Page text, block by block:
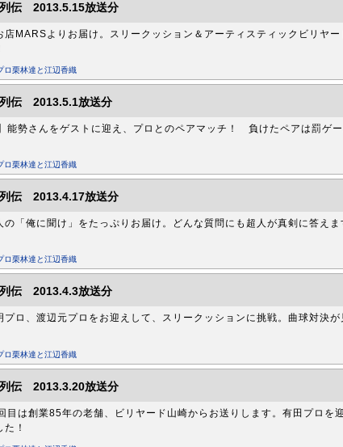
列伝 2013.5.15放送分
店MARSよりお届け。スリークッション＆アーティスティックビリヤ
ロ栗林達と江辺香織
列伝 2013.5.1放送分
能勢さんをゲストに迎え、プロとのペアマッチ！ 負けたペアは罰ゲ
ロ栗林達と江辺香織
列伝 2013.4.17放送分
の「俺に聞け」をたっぷりお届け。どんな質問にも超人が真剣に答えま
ロ栗林達と江辺香織
列伝 2013.4.3放送分
プロ、渡辺元プロをお迎えして、スリークッションに挑戦。曲球対決が
ロ栗林達と江辺香織
列伝 2013.3.20放送分
目は創業85年の老舗、ビリヤード山崎からお送りします。有田プロを
！